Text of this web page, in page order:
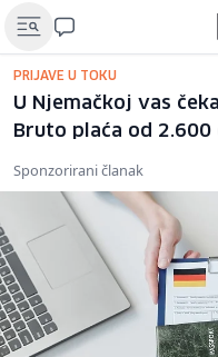
PRIJAVE U TOKU
U Njemačkoj vas
Bruto plaća od
Sponzorirani članak